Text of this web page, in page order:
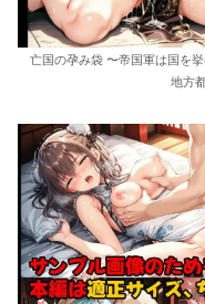
亡国の孕み袋 〜帝国軍は国を
地方